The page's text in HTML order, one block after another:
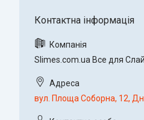
Slimes.com.ua Все для
вул. Площа Соборна, 12,